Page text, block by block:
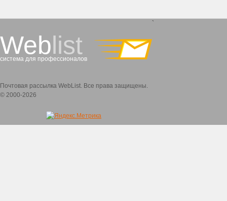
Weblist
система для профессионалов
`
Почтовая рассылка WebList. Все права защищены.
© 2000-2026